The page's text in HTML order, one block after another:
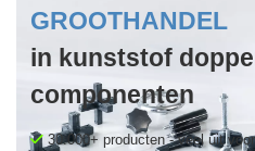
GROOTHANDEL
in kunststof
componenten
30.000+ producten - veel uit